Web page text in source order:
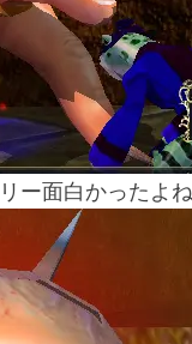
ー面白かったよ